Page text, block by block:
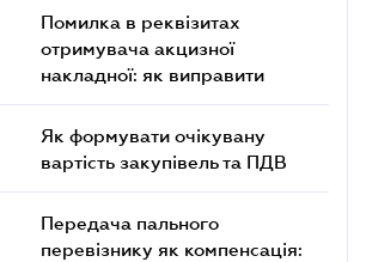
Помилка в реквізитах
отримувача акцизної
накладної: як виправити
Як формувати очікувану
вартість закупівель та ПДВ
Передача пального
перевізнику як компенсація: